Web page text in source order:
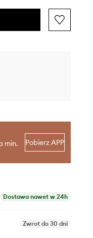
min.
Pobierz APP
Dostawa nawet w 24h
Zwrot do 30 dni